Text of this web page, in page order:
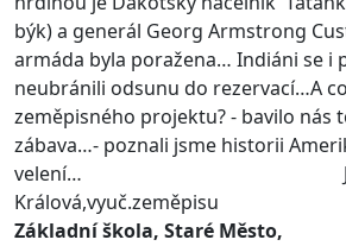
býk) a generál Georg Armstrong
armáda byla poražena… Indiáni se i
neubránili odsunu do rezervací…A
zeměpisného projektu? - bavilo nás
zábava…- poznali jsme historii
velení…
Králová,vyuč.zeměpisu
Základní škola, Staré Město,